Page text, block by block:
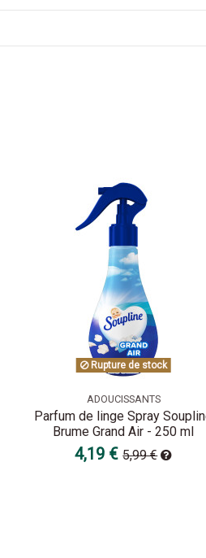
Rupture de stock
ADOUCISSANTS
Parfum de linge Spray
Brume Grand Air - 250 ml
4,19 €5,99 €